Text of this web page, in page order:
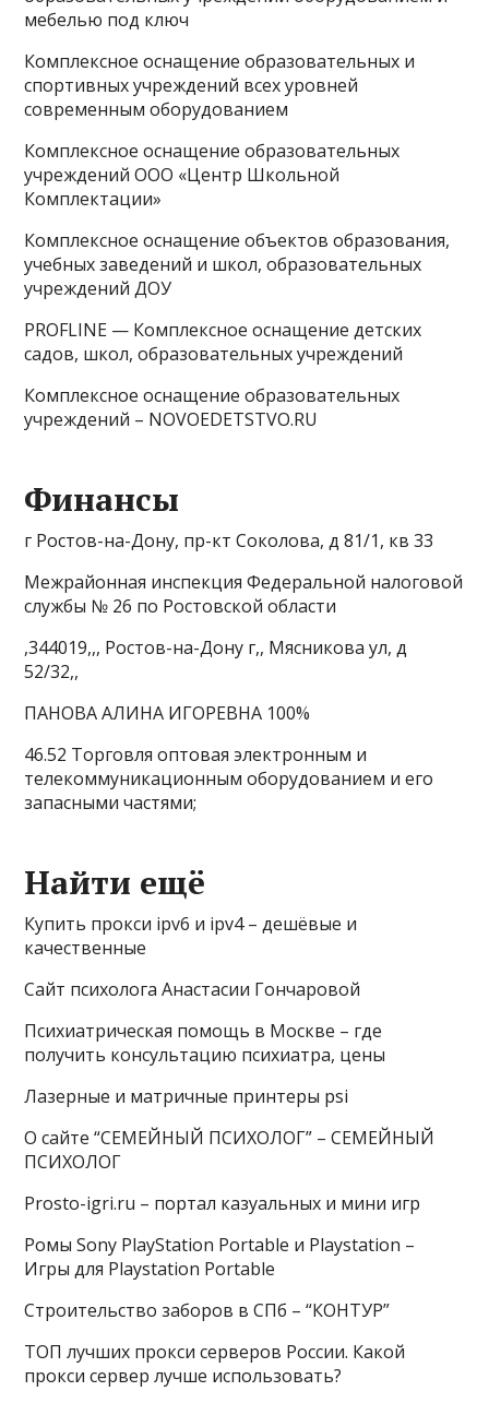
мебелью под ключ
Комплексное оснащение образовательных и
спортивных учреждений всех уровней
современным оборудованием
Комплексное оснащение образовательных
учреждений ООО «Центр Школьной
Комплектации»
Комплексное оснащение объектов образования,
учебных заведений и школ, образовательных
учреждений ДОУ
PROFLINE — Комплексное оснащение детских
садов, школ, образовательных учреждений
Комплексное оснащение образовательных
учреждений – NOVOEDETSTVO.RU
Финансы
г Ростов-на-Дону, пр-кт Соколова, д 81/1, кв 33
Межрайонная инспекция Федеральной налоговой
службы № 26 по Ростовской области
,344019,,, Ростов-на-Дону г,, Мясникова ул, д
52/32,,
ПАНОВА АЛИНА ИГОРЕВНА 100%
46.52 Торговля оптовая электронным и
телекоммуникационным оборудованием и его
запасными частями;
Найти ещё
Купить прокси ipv6 и ipv4 – дешёвые и
качественные
Сайт психолога Анастасии Гончаровой
Психиатрическая помощь в Москве – где
получить консультацию психиатра, цены
Лазерные и матричные принтеры psi
О сайте “СЕМЕЙНЫЙ ПСИХОЛОГ” – СЕМЕЙНЫЙ
ПСИХОЛОГ
Prosto-igri.ru – портал казуальных и мини игр
Ромы Sony PlayStation Portable и Playstation –
Игры для Playstation Portable
Строительство заборов в СПб – “КОНТУР”
ТОП лучших прокси серверов России. Какой
прокси сервер лучше использовать?